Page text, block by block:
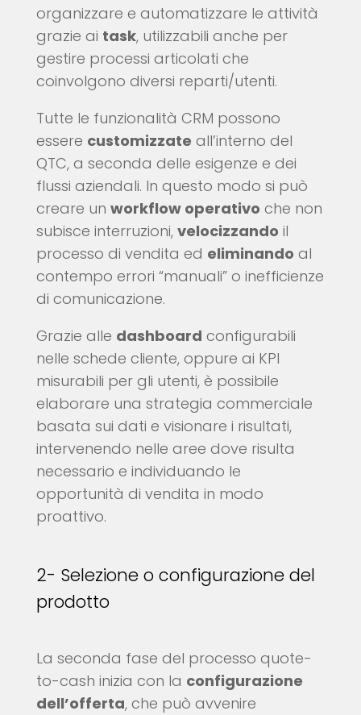
organizzare e automatizzare le attività
grazie ai task, utilizzabili anche per
gestire processi articolati che
coinvolgono diversi reparti/utenti.
Tutte le funzionalità CRM possono
essere customizzate all’interno del
QTC, a seconda delle esigenze e dei
flussi aziendali. In questo modo si può
creare un workflow operativo che non
subisce interruzioni, velocizzando il
processo di vendita ed eliminando al
contempo errori “manuali” o inefficienze
di comunicazione.
Grazie alle dashboard configurabili
nelle schede cliente, oppure ai KPI
misurabili per gli utenti, è possibile
elaborare una strategia commerciale
basata sui dati e visionare i risultati,
intervenendo nelle aree dove risulta
necessario e individuando le
opportunità di vendita in modo
proattivo.
2- Selezione o configurazione del
prodotto
La seconda fase del processo quote-
to-cash inizia con la configurazione
dell’offerta, che può avvenire